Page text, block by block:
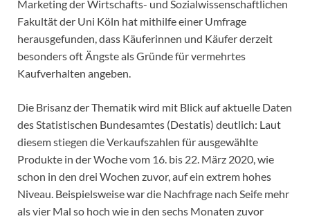
Marketing der Wirtschafts- und Sozialwissenschaftlichen
Fakultät der Uni Köln hat mithilfe einer Umfrage
herausgefunden, dass Käuferinnen und Käufer derzeit
besonders oft Ängste als Gründe für vermehrtes
Kaufverhalten angeben.
Die Brisanz der Thematik wird mit Blick auf aktuelle Daten
des Statistischen Bundesamtes (Destatis) deutlich: Laut
diesem stiegen die Verkaufszahlen für ausgewählte
Produkte in der Woche vom 16. bis 22. März 2020, wie
schon in den drei Wochen zuvor, auf ein extrem hohes
Niveau. Beispielsweise war die Nachfrage nach Seife mehr
als vier Mal so hoch wie in den sechs Monaten zuvor